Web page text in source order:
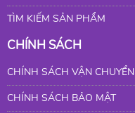
TÌM KIẾM SẢN PHẨM
CHÍNH SÁCH
CHÍNH SÁCH VẬN CHUYỂN
CHÍNH SÁCH BẢO MẬT